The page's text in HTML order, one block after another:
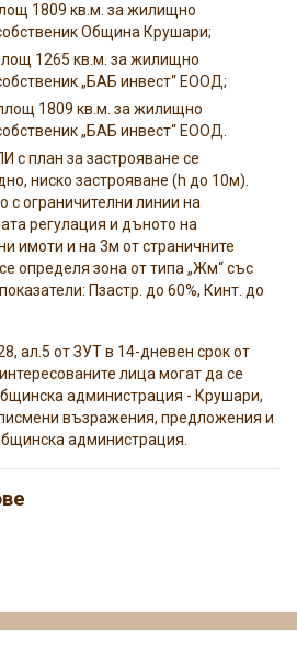
1809 кв.м. за жилищно
Община Крушари;
1265 кв.м. за жилищно
„БАБ инвест“ ЕООД;
1809 кв.м. за жилищно
„БАБ инвест“ ЕООД.
с план за застрояване се
ниско застрояване (h до 10м).
с ограничителни линии на
регулация и дъното на
имоти и на 3м от страничните
определя зона от типа „Жм“ със
Пзастр. до 60%, Кинт. до
от ЗУТ в 14-дневен срок от
лица могат да се
администрация - Крушари,
възражения, предложения и
администрация.